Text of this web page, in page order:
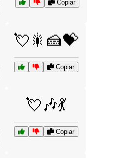
Copiar
💘🎇🍰💝
Copiar
💘🎶💃
Copiar